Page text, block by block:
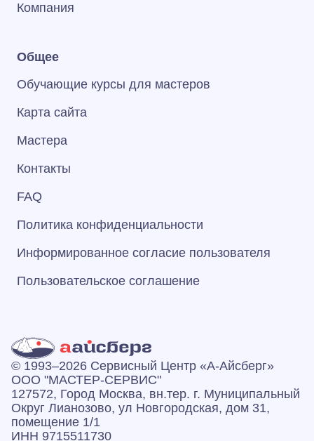
Компания
Общее
Обучающие курсы для мастеров
Карта сайта
Мастера
Контакты
FAQ
Политика конфиденциальности
Информированное согласие пользователя
Пользовательское соглашение
© 1993–2026 Сервисный Центр «А‑Айсберг»
ООО "МАСТЕР-СЕРВИС"
127572, Город Москва, вн.тер. г. Муниципальный
Округ Лианозово, ул Новгородская, дом 31,
помещение 1/1
ИНН 9715511730